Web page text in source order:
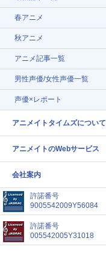
春アニメ
秋アニメ
アニメ記事一覧
男性声優/女性声優一覧
声優×レポート
アニメイトタイムズについて
アニメイトのWebサービス
会社案内
許諾番号
9005542009Y56084
許諾番号
005542005Y31018